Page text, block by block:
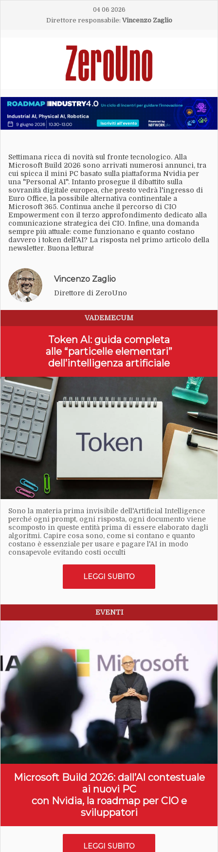
04 06 2026
Direttore responsabile: Vincenzo Zaglio
Settimana ricca di novità sul fronte tecnologico. Alla
Microsoft Build 2026 sono arrivati numerosi annunci, tra
cui spicca il mini PC basato sulla piattaforma Nvidia per
una "Personal AI". Intanto prosegue il dibattito sulla
sovranità digitale europea, che presto vedrà l'ingresso di
Euro Office, la possibile alternativa continentale a
Microsoft 365. Continua anche il percorso di CIO
Empowerment con il terzo approfondimento dedicato alla
comunicazione strategica dei CIO. Infine, una domanda
sempre più attuale: come funzionano e quanto costano
davvero i token dell'AI? La risposta nel primo articolo della
newsletter. Buona lettura!
Vincenzo Zaglio
Direttore di ZeroUno
VADEMECUM
Token AI: guida completa
alle “particelle elementari”
dell’intelligenza artificiale
Sono la materia prima invisibile dell'Artificial Intelligence
perché ogni prompt, ogni risposta, ogni documento viene
scomposto in queste entità prima di essere elaborato dagli
algoritmi. Capire cosa sono, come si contano e quanto
costano è essenziale per usare e pagare l'AI in modo
consapevole evitando costi occulti
LEGGI SUBITO
EVENTI
Microsoft Build 2026: dall’AI contestuale
ai nuovi PC
con Nvidia, la roadmap per CIO e
sviluppatori
LEGGI SUBITO